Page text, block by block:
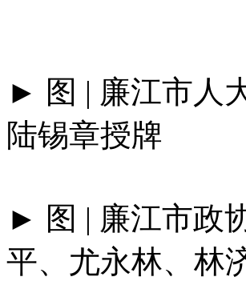
► 图 | 廉江市人
陆锡章授牌
► 图 | 廉江市政
平、尤永林、林